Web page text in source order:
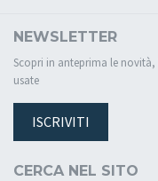
NEWSLETTER
Scopri in anteprima le
usate
ISCRIVITI
CERCA NEL SITO